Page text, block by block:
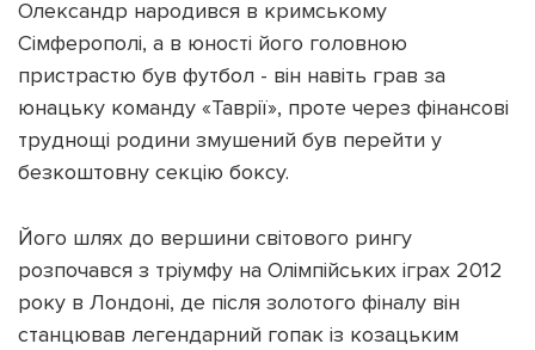
Олександр народився в кримському
Сімферополі, а в юності його головною
пристрастю був футбол - він навіть грав за
юнацьку команду «Таврії», проте через фінансові
труднощі родини змушений був перейти у
безкоштовну секцію боксу.
Його шлях до вершини світового рингу
розпочався з тріумфу на Олімпійських іграх 2012
року в Лондоні, де після золотого фіналу він
станцював легендарний гопак із козацьким